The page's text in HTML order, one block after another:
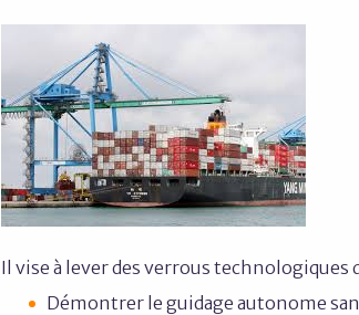
Il vise à lever des verrous technologiques
Démontrer le guidage autonome